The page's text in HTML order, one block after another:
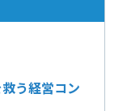
う経営コン